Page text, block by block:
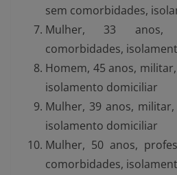
sem comorbidades,
Mulher, 33 anos,
comorbidades,
Homem, 45 anos,
isolamento domiciliar
Mulher, 39 anos,
isolamento domiciliar
Mulher, 50 anos,
comorbidades,